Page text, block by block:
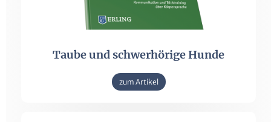
Taube und schwerhörige Hunde
zum Artikel